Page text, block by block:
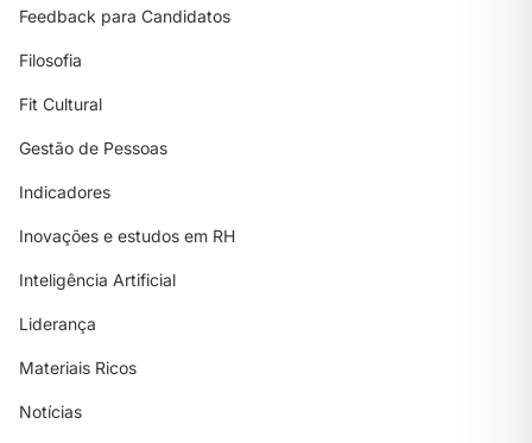
Feedback para Candidatos
Filosofia
Fit Cultural
Gestão de Pessoas
Indicadores
Inovações e estudos em RH
Inteligência Artificial
Liderança
Materiais Ricos
Notícias